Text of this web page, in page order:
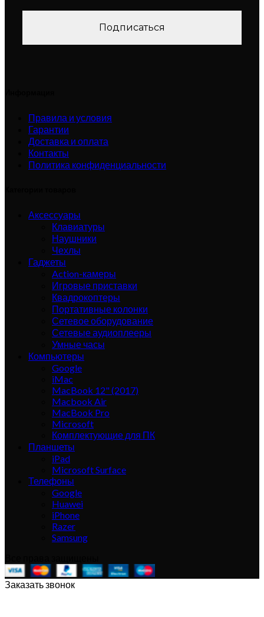
Правила и условия
Гарантии
Доставка и оплата
Контакты
Политика конфиденциальности
Аксессуары
Клавиатуры
Наушники
Чехлы
Гаджеты
Action-камеры
Игровые приставки
Квадрокоптеры
Портативные колонки
Сетевое оборудование
Сетевые аудиоплееры
Умные часы
Компьютеры
Google
iMac
MacBook 12" (2017)
Macbook Air
MacBook Pro
Microsoft
Комплектующие для ПК
Планшеты
iPad
Microsoft Surface
Телефоны
Google
Huawei
iPhone
Razer
Samsung
Заказать звонок